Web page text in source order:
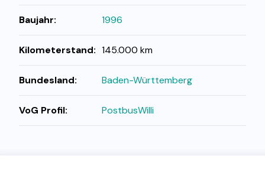
Baujahr: 1996
Kilometerstand: 145.000 km
Bundesland: Baden-Württemberg
VoG Profil: PostbusWilli